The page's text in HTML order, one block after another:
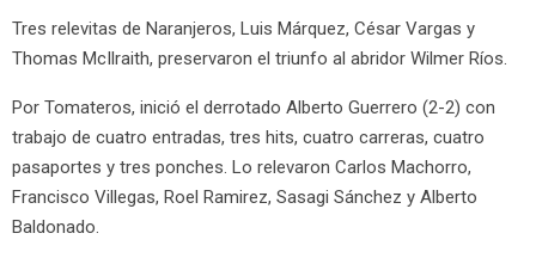
Tres relevitas de Naranjeros, Luis Márquez, César Vargas y
Thomas McIlraith, preservaron el triunfo al abridor Wilmer Ríos.
Por Tomateros, inició el derrotado Alberto Guerrero (2-2) con
trabajo de cuatro entradas, tres hits, cuatro carreras, cuatro
pasaportes y tres ponches. Lo relevaron Carlos Machorro,
Francisco Villegas, Roel Ramirez, Sasagi Sánchez y Alberto
Baldonado.